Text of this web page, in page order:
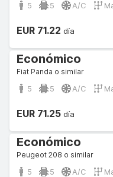
5 5 A/C
EUR 71.22 día
Económico
Fiat Panda o similar
5 5 A/C
EUR 71.25 día
Económico
Peugeot 208 o similar
5 5 A/C